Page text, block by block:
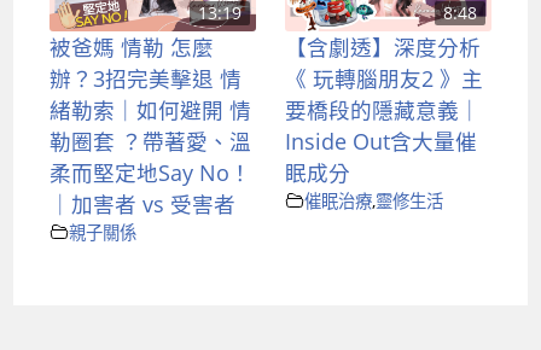
13:19
被爸媽 情勒 怎麼
辦？3招完美擊退 情
緒勒索｜如何避開 情
勒圈套 ？帶著愛、溫
柔而堅定地Say No！
｜加害者 vs 受害者
親子關係
8:48
【含劇透】深度分析
《 玩轉腦朋友2 》主
要橋段的隱藏意義｜
Inside Out含大量催
眠成分
催眠治療,靈修生活